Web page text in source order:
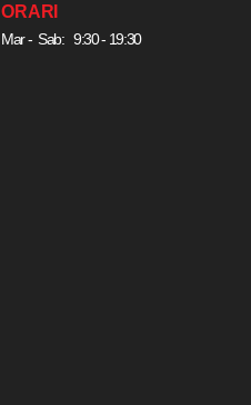
ORARI
Mar - Sab: 9:30 - 19:30